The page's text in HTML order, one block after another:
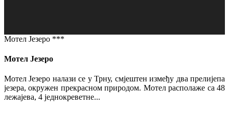
Мотел Језеро ***
Мотел Језеро
Мотел Језеро налази се у Трну, смјештен између два прелијепа
језера, окружен прекрасном природом. Мотел располаже са 48
лежајева, 4 једнокреветне...